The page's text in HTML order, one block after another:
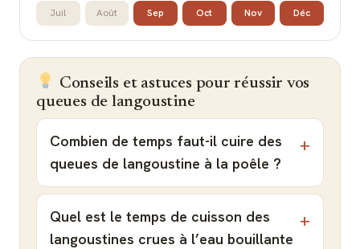
Juil Août Sep Oct Nov Déc
Conseils et astuces pour réussir vos
queues de langoustine
Combien de temps faut-il cuire des
queues de langoustine à la poêle ?
Quel est le temps de cuisson des
langoustines crues à l’eau bouillante